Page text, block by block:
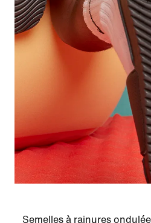
Semelles à rainures